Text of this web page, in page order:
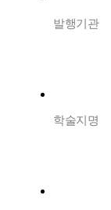
발행기관
학술지명